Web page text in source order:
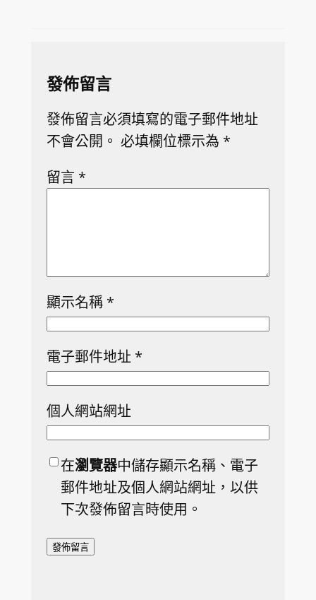
發佈留言
發佈留言必須填寫的電子郵件地址
不會公開。 必填欄位標示為 *
留言 *
顯示名稱 *
電子郵件地址 *
個人網站網址
在瀏覽器中儲存顯示名稱、電子
郵件地址及個人網站網址，以供
下次發佈留言時使用。